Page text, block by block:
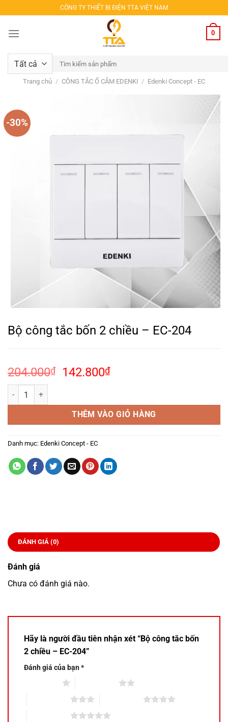
qua
nội
CÔNG TY THIẾT BỊ ĐIỆN TTA VIỆT NAM
0
Tìm
kiếm:
Trang chủ / CÔNG TẮC Ổ CẮM EDENKI / Edenki Concept - EC
-30%
Bộ công tắc bốn 2 chiều – EC-204
204.000₫
Giá
204.000₫.
142.800₫Giá
là:
142.800₫.
Bộ công tắc bốn 2 chiều – EC-204 số lượng
THÊM VÀO GIỎ HÀNG
Danh mục: Edenki Concept - EC
ĐÁNH GIÁ (0)
Đánh giá
Chưa có đánh giá nào.
Hãy là người đầu tiên nhận xét “Bộ công tắc bốn
2 chiều – EC-204”
Đánh giá của bạn*